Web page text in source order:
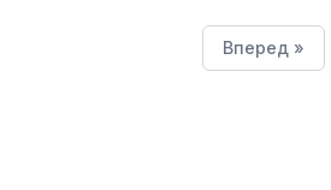
Вперед »